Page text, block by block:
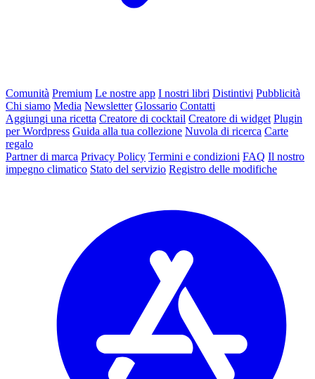
Comunità Premium Le nostre app I nostri libri Distintivi Pubblicità
Chi siamo Media Newsletter Glossario Contatti
Aggiungi una ricetta Creatore di cocktail Creatore di widget Plugin
per Wordpress Guida alla tua collezione Nuvola di ricerca Carte
regalo
Partner di marca Privacy Policy Termini e condizioni FAQ Il nostro
impegno climatico Stato del servizio Registro delle modifiche